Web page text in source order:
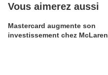
Vous aimerez aussi
Mastercard augmente son
investissement chez McLaren